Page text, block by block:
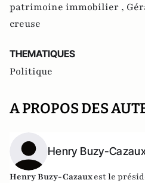
patrimoine immobilier ,
creuse
THEMATIQUES
Politique
A PROPOS DES
Henry Buzy-
Henry Buzy-Cazauxest le